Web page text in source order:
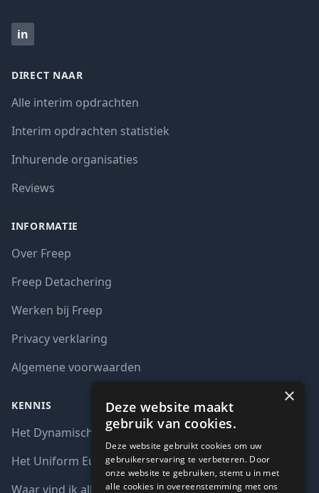
in
DIRECT NAAR
Alle interim opdrachten
Interim opdrachten statistiek
Inhurende organisaties
Reviews
INFORMATIE
Over Freep
Freep Detachering
Werken bij Freep
Privacy verklaring
Algemene voorwaarden
KENNIS
Het Dynamisch aankoopsysteem (DAS)
Het Uniform Europees Aanbestedingsdocument (UEA)
Waar vind ik alle interim opdrachten bij de overheid?
×
Deze website maakt
gebruik van cookies.
Deze website gebruikt cookies om uw
gebruikerservaring te verbeteren. Door
onze website te gebruiken, stemt u in met
alle cookies in overeenstemming met ons